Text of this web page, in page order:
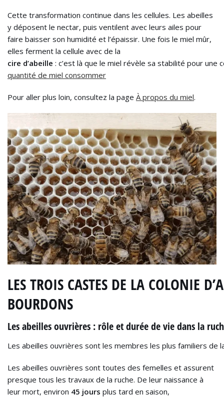
Cette transformation continue dans les cellules. Les abeilles
y déposent le nectar, puis ventilent avec leurs ailes pour
faire baisser son humidité et l’épaissir. Une fois le miel mûr,
elles ferment la cellule avec de la
cire d’abeille : c’est là que le miel révèle sa stabilité pour
quantité de miel consommer
Pour aller plus loin, consultez la page À propos du miel.
LES TROIS CASTES DE LA COLONIE
BOURDONS
Les abeilles ouvrières : rôle et durée de vie dans la
Les abeilles ouvrières sont les membres les plus familiers de
Les abeilles ouvrières sont toutes des femelles et assurent
presque tous les travaux de la ruche. De leur naissance à
leur mort, environ 45 jours plus tard en saison,